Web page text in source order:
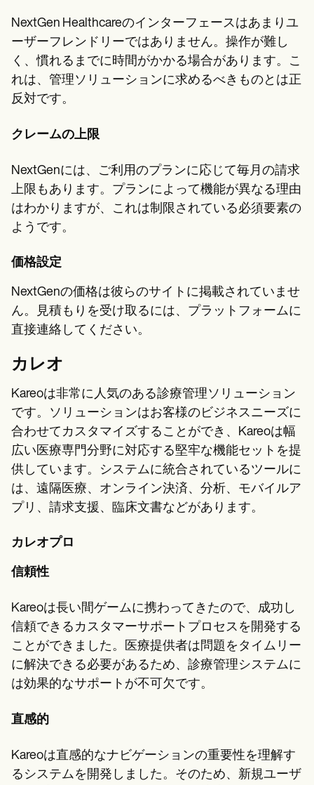
NextGen Healthcareのインターフェースはあまりユ
ーザーフレンドリーではありません。操作が難し
く、慣れるまでに時間がかかる場合があります。こ
れは、管理ソリューションに求めるべきものとは正
反対です。
クレームの上限
NextGenには、ご利用のプランに応じて毎月の請求
上限もあります。プランによって機能が異なる理由
はわかりますが、これは制限されている必須要素の
ようです。
価格設定
NextGenの価格は彼らのサイトに掲載されていませ
ん。見積もりを受け取るには、プラットフォームに
直接連絡してください。
カレオ
Kareoは非常に人気のある診療管理ソリューション
です。ソリューションはお客様のビジネスニーズに
合わせてカスタマイズすることができ、Kareoは幅
広い医療専門分野に対応する堅牢な機能セットを提
供しています。システムに統合されているツールに
は、遠隔医療、オンライン決済、分析、モバイルア
プリ、請求支援、臨床文書などがあります。
カレオプロ
信頼性
Kareoは長い間ゲームに携わってきたので、成功し
信頼できるカスタマーサポートプロセスを開発する
ことができました。医療提供者は問題をタイムリー
に解決できる必要があるため、診療管理システムに
は効果的なサポートが不可欠です。
直感的
Kareoは直感的なナビゲーションの重要性を理解す
るシステムを開発しました。そのため、新規ユーザ